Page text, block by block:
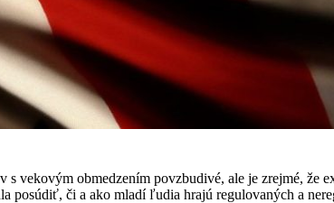
vekovým obmedzením povzbudivé, ale je zrejmé, že
či a ako mladí ľudia hrajú regulovaných a